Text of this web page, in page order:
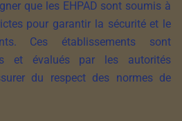
que les EHPAD sont soumis à
pour garantir la sécurité et le
Ces établissements sont
et évalués par les autorités
du respect des normes de